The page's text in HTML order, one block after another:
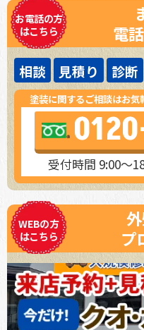
お電話の方
はこちら
電
相談 見積り 診断
塗装に関するご相談はお
受付時間 9:00～
WEBの方
はこちら
プ